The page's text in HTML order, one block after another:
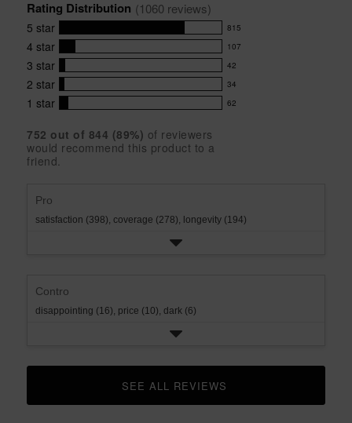
for
this
product:
4.5
out
of
5
stars
Rating Distribution (1060 reviews)
5 star 815
815
reviews
with
5
star
rating.
4 star 107
107
reviews
with
4
rating.
3 star 42
42
reviews
with
star
rating.
2 star 34
34
reviews
2
star
rating.
1 star 62
62
with
1
752 out of 844 (89%) of reviewers
would recommend this product to a
friend.
Pro
satisfaction (398), coverage (278), longevity (194)
Contro
disappointing (16), price (10), dark (6)
CLICK TO GO TO ALL REVIEWS